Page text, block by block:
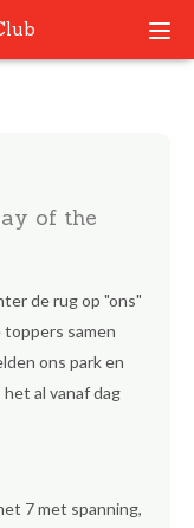
of the
de rug op "ons"
samen
ons park en
al vanaf dag
7 met spanning,